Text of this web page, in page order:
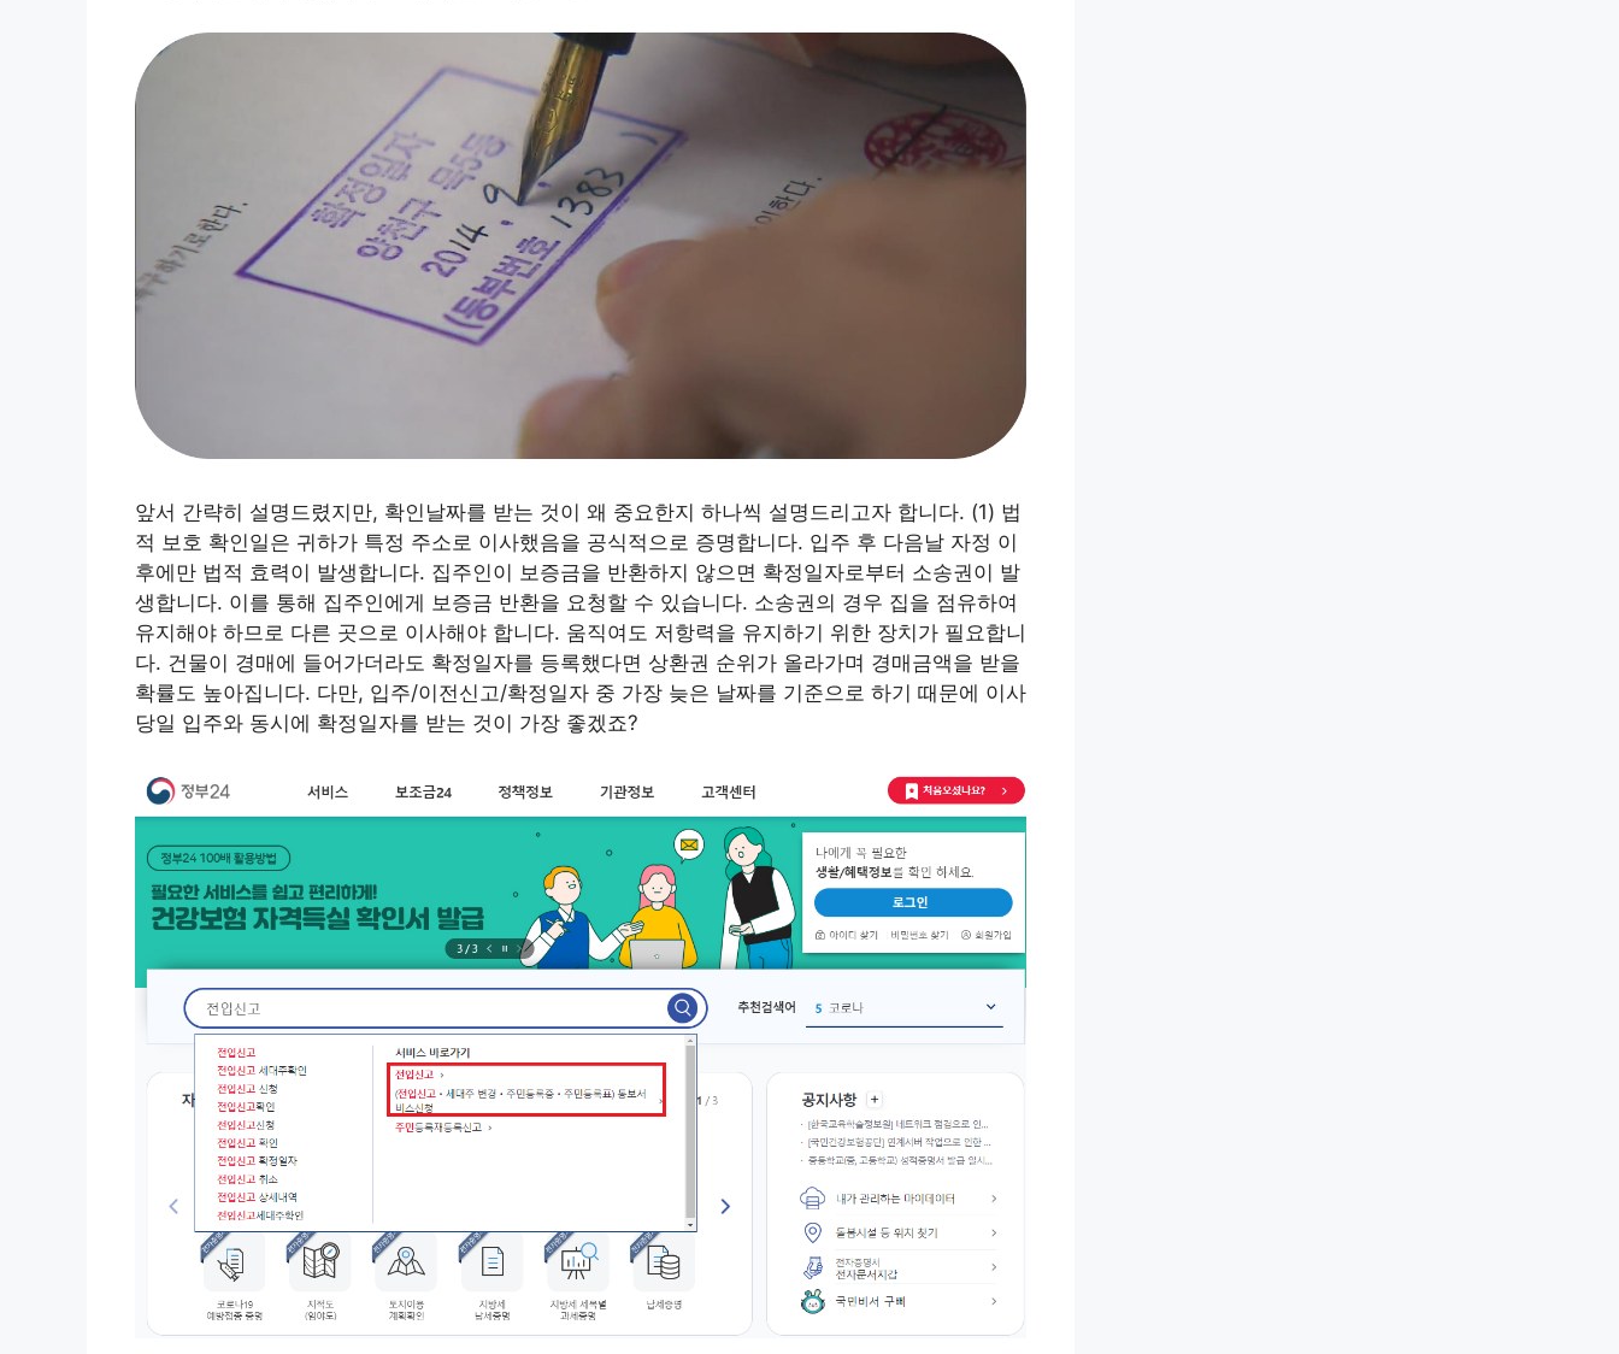
앞서 간략히 설명드렸지만, 확인날짜를 받는 것이 왜 중요한지 하나씩 설명드리고자 합니다. (1) 법
적 보호 확인일은 귀하가 특정 주소로 이사했음을 공식적으로 증명합니다. 입주 후 다음날 자정 이
후에만 법적 효력이 발생합니다. 집주인이 보증금을 반환하지 않으면 확정일자로부터 소송권이 발
생합니다. 이를 통해 집주인에게 보증금 반환을 요청할 수 있습니다. 소송권의 경우 집을 점유하여
유지해야 하므로 다른 곳으로 이사해야 합니다. 움직여도 저항력을 유지하기 위한 장치가 필요합니
다. 건물이 경매에 들어가더라도 확정일자를 등록했다면 상환권 순위가 올라가며 경매금액을 받을
확률도 높아집니다. 다만, 입주/이전신고/확정일자 중 가장 늦은 날짜를 기준으로 하기 때문에 이사
당일 입주와 동시에 확정일자를 받는 것이 가장 좋겠죠?